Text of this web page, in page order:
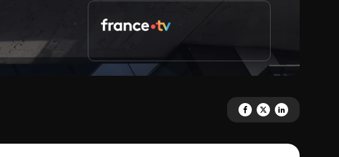
Partagez 'Une transparence
Partagez 'Une
Partagez 'Une